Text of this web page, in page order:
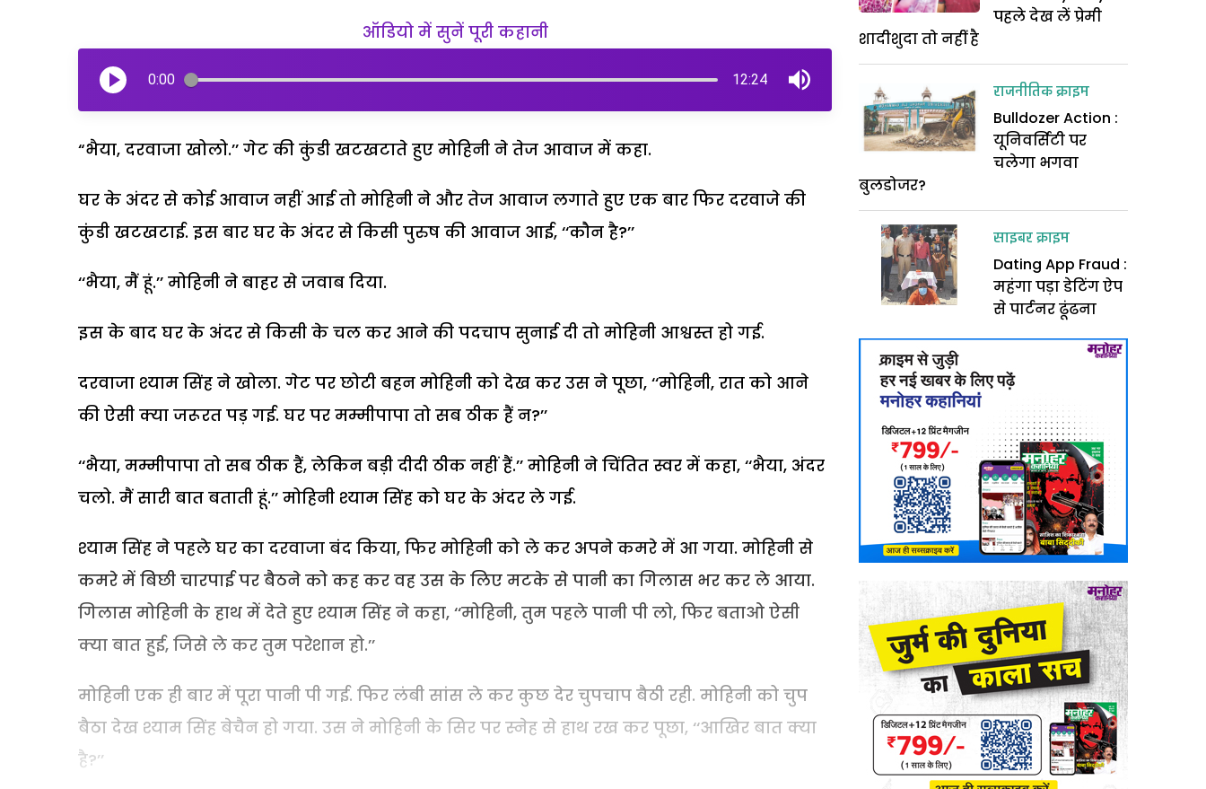
ऑडियो में सुनें पूरी कहानी
0:00 12:24
“भैया, दरवाजा खोलो.’’ गेट की कुंडी खटखटाते हुए मोहिनी ने तेज आवाज में कहा.
घर के अंदर से कोई आवाज नहीं आई तो मोहिनी ने और तेज आवाज लगाते हुए एक बार फिर दरवाजे की
कुंडी खटखटाई. इस बार घर के अंदर से किसी पुरुष की आवाज आई, ‘‘कौन है?’’
‘‘भैया, मैं हूं.’’ मोहिनी ने बाहर से जवाब दिया.
इस के बाद घर के अंदर से किसी के चल कर आने की पदचाप सुनाई दी तो मोहिनी आश्वस्त हो गई.
दरवाजा श्याम सिंह ने खोला. गेट पर छोटी बहन मोहिनी को देख कर उस ने पूछा, ‘‘मोहिनी, रात को आने
की ऐसी क्या जरूरत पड़ गई. घर पर मम्मीपापा तो सब ठीक हैं न?’’
‘‘भैया, मम्मीपापा तो सब ठीक हैं, लेकिन बड़ी दीदी ठीक नहीं हैं.’’ मोहिनी ने चिंतित स्वर में कहा, ‘‘भैया, अंदर
चलो. मैं सारी बात बताती हूं.’’ मोहिनी श्याम सिंह को घर के अंदर ले गई.
श्याम सिंह ने पहले घर का दरवाजा बंद किया, फिर मोहिनी को ले कर अपने कमरे में आ गया. मोहिनी से
कमरे में बिछी चारपाई पर बैठने को कह कर वह उस के लिए मटके से पानी का गिलास भर कर ले आया.
गिलास मोहिनी के हाथ में देते हुए श्याम सिंह ने कहा, ‘‘मोहिनी, तुम पहले पानी पी लो, फिर बताओ ऐसी
क्या बात हुई, जिसे ले कर तुम परेशान हो.’’
मोहिनी एक ही बार में पूरा पानी पी गई. फिर लंबी सांस ले कर कुछ देर चुपचाप बैठी रही. मोहिनी को चुप
बैठा देख श्याम सिंह बेचैन हो गया. उस ने मोहिनी के सिर पर स्नेह से हाथ रख कर पूछा, ‘‘आखिर बात क्या
है?’’
पहले देख लें प्रेमी
शादीशुदा तो नहीं है
राजनीतिक क्राइम
Bulldozer Action :
यूनिवर्सिटी पर
चलेगा भगवा
बुलडोजर?
साइबर क्राइम
Dating App Fraud :
महंगा पड़ा डेटिंग ऐप
से पार्टनर ढूंढना